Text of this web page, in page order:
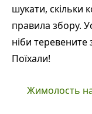
шукати, скільки
правила збору.
ніби теревените
Поїхали!
Жимолость